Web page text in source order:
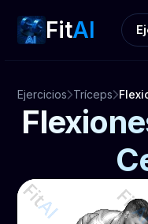
FitAI
Ejercicios Tríceps